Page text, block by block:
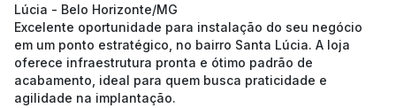
Lúcia - Belo Horizonte/MG
Excelente oportunidade para instalação do seu negócio
em um ponto estratégico, no bairro Santa Lúcia. A loja
oferece infraestrutura pronta e ótimo padrão de
acabamento, ideal para quem busca praticidade e
agilidade na implantação.